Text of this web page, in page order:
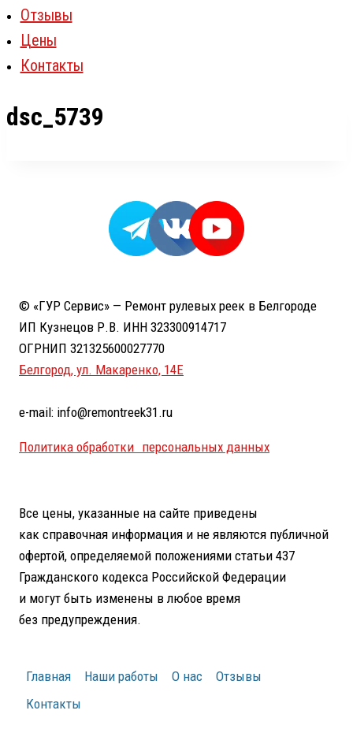
Отзывы
Цены
Контакты
dsc_5739
© «ГУР Сервис» — Ремонт рулевых реек в Белгороде
ИП Кузнецов Р.В. ИНН 323300914717
ОГРНИП 321325600027770
Белгород, ул. Макаренко, 14Е
e-mail: info@remontreek31.ru
Политика обработки персональных данных
Все цены, указанные на сайте приведены
как справочная информация и не являются публичной
офертой, определяемой положениями статьи 437
Гражданского кодекса Российской Федерации
и могут быть изменены в любое время
без предупреждения.
Главная Наши работы О нас
Отзывы
Контакты